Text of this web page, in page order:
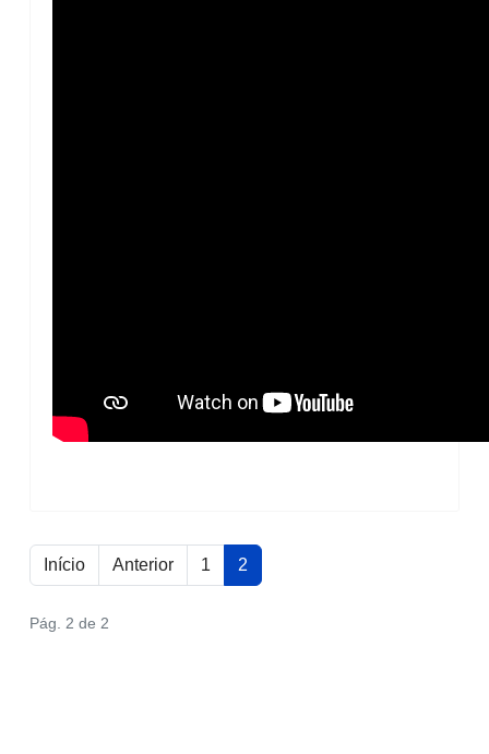
Início Anterior 1 2
Pág. 2 de 2